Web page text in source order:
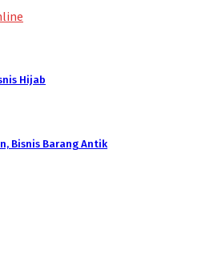
Hijab
Bisnis Barang Antik